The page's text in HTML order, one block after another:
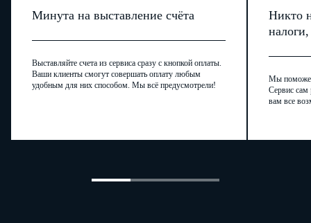
Минута на выставление счёта
Выставляйте счета из сервиса сразу с кнопкой оплаты.
Ваши клиенты смогут совершать оплату любым
удобным для них способом. Мы всё предусмотрели!
Никто
Мы
Сервис сам
вам все